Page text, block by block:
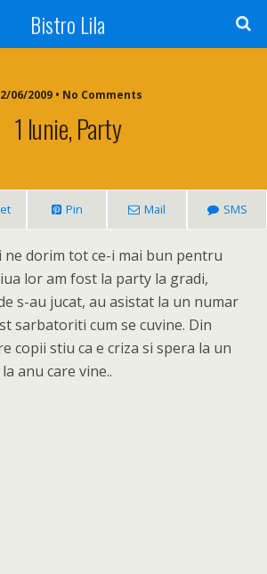
Bistro Lila
06/2009 • No Comments
1 Iunie, Party
Pin Mail SMS
ne dorim tot ce-i mai bun pentru
lor am fost la party la gradi,
s-au jucat, au asistat la un numar
sarbatoriti cum se cuvine. Din
copii stiu ca e criza si spera la un
anu care vine..